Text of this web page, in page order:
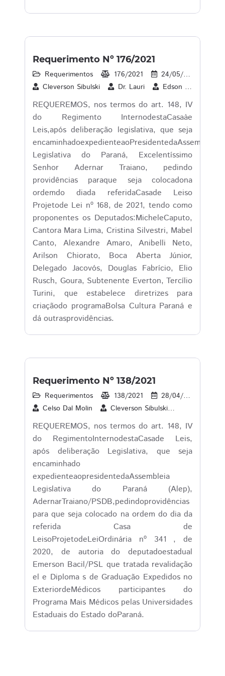
Requerimento Nº 176/2021
Requerimentos 176/2021 24/05/2021
Cleverson Sibulski
Dr. Lauri Edson Souza
REQUEREMOS, nos termos do art. 148, IV
do Regimento InternodestaCasaàe
Leis,após deliberação legislativa, que seja
encaminhadoexpedienteaoPresidentedaAssembleia
Legislativa do Paraná, Excelentíssimo
Senhor Adernar Traiano, pedindo
providências paraque seja colocadona
ordemdo diada referidaCasade Leiso
Projetode Lei nº 168, de 2021, tendo como
proponentes os Deputados:MicheleCaputo,
Cantora Mara Lima, Cristina Silvestri, Mabel
Canto, Alexandre Amaro, Anibelli Neto,
Arilson Chiorato, Boca Aberta Júnior,
Delegado Jacovós, Douglas Fabrício, Elio
Rusch, Goura, Subtenente Everton, Tercílio
Turini, que estabelece diretrizes para
criaçãodo programaBolsa Cultura Paraná e
dá outrasprovidências.
Requerimento Nº 138/2021
Requerimentos 138/2021 28/04/2021
Celso Dal Molin
Cleverson Sibulski
REQUEREMOS, nos termos do art. 148, IV
do RegimentoInternodestaCasade Leis,
após deliberação Legislativa, que seja
encaminhado
expedienteaopresidentedaAssembleia
Legislativa do Paraná (Alep),
AdernarTraiano/PSDB,pedindoprovidências
para que seja colocado na ordem do dia da
referida Casa de
LeisoProjetodeLeiOrdinária nº 341 , de
2020, de autoria do deputadoestadual
Emerson Bacil/PSL que tratada revalidação
el e Diploma s de Graduação Expedidos no
ExteriordeMédicos participantes do
Programa Mais Médicos pelas Universidades
Estaduais do Estado doParaná.